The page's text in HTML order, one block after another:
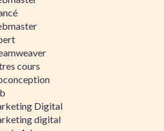
cours
Digital
digital